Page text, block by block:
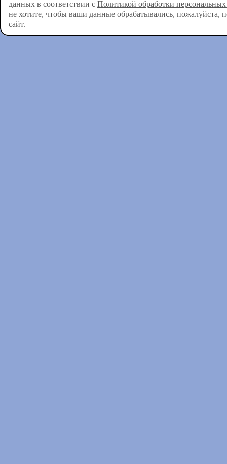
данных в соответствии с Политикой обработки
не хотите, чтобы ваши данные обрабатывались, пожалуйста,
сайт.